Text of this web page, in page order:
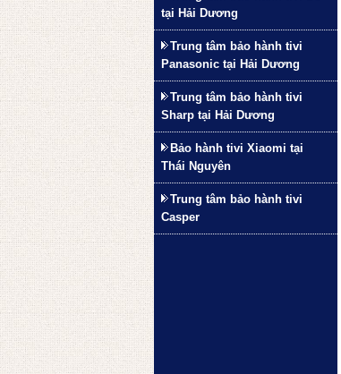
tại Hải Dương
Trung tâm bảo hành tivi
Panasonic tại Hải Dương
Trung tâm bảo hành tivi
Sharp tại Hải Dương
Bảo hành tivi Xiaomi tại
Thái Nguyên
Trung tâm bảo hành tivi
Casper